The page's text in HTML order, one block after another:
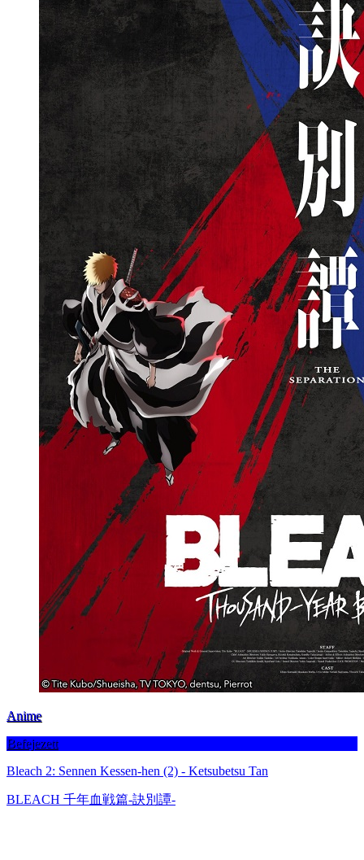
Anime
Befejezett
Bleach 2: Sennen Kessen-hen (2) - Ketsubetsu Tan
BLEACH 千年血戦篇-訣別譚-